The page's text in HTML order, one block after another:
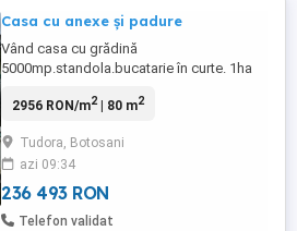
Casa cu anexe și padure
Vând casa cu grădină
5000mp.standola.bucatarie în curte. 1ha
2956 RON/m2| 80 m2
Tudora, Botosani
azi 09:34
236 493 RON
Telefon validat